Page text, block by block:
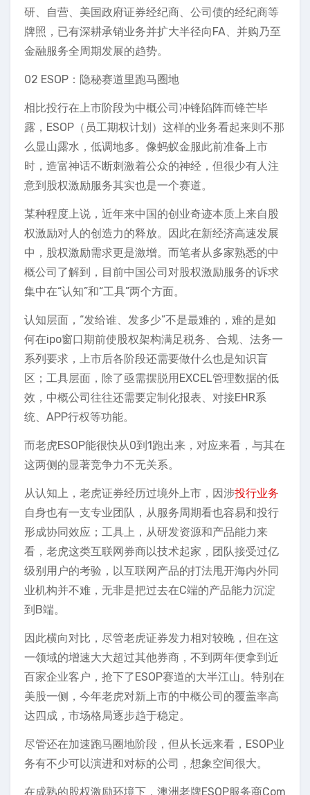
研、自营、美国政府证券经纪商、公司债的经纪商等
牌照，已有深耕承销业务并扩大半径向FA、并购乃至
金融服务全周期发展的趋势。
02 ESOP：隐秘赛道里跑马圈地
相比投行在上市阶段为中概公司冲锋陷阵而锋芒毕
露，ESOP（员工期权计划）这样的业务看起来则不那
么显山露水，低调地多。像蚂蚁金服此前准备上市
时，造富神话不断刺激着公众的神经，但很少有人注
意到股权激励服务其实也是一个赛道。
某种程度上说，近年来中国的创业奇迹本质上来自股
权激励对人的创造力的释放。因此在新经济高速发展
中，股权激励需求更是激增。而笔者从多家熟悉的中
概公司了解到，目前中国公司对股权激励服务的诉求
集中在“认知”和“工具”两个方面。
认知层面，“发给谁、发多少”不是最难的，难的是如
何在ipo窗口期前使股权架构满足税务、合规、法务一
系列要求，上市后各阶段还需要做什么也是知识盲
区；工具层面，除了亟需摆脱用EXCEL管理数据的低
效，中概公司往往还需要定制化报表、对接EHR系
统、APP行权等功能。
而老虎ESOP能很快从0到1跑出来，对应来看，与其在
这两侧的显著竞争力不无关系。
从认知上，老虎证券经历过境外上市，因涉投行业务
自身也有一支专业团队，从服务周期看也容易和投行
形成协同效应；工具上，从研发资源和产品能力来
看，老虎这类互联网券商以技术起家，团队接受过亿
级别用户的考验，以互联网产品的打法甩开海内外同
业机构并不难，无非是把过去在C端的产品能力沉淀
到B端。
因此横向对比，尽管老虎证券发力相对较晚，但在这
一领域的增速大大超过其他券商，不到两年便拿到近
百家企业客户，抢下了ESOP赛道的大半江山。特别在
美股一侧，今年老虎对新上市的中概公司的覆盖率高
达四成，市场格局逐步趋于稳定。
尽管还在加速跑马圈地阶段，但从长远来看，ESOP业
务有不少可以演进和对标的公司，想象空间很大。
在成熟的股权激励环境下，澳洲老牌ESOP服务商Com